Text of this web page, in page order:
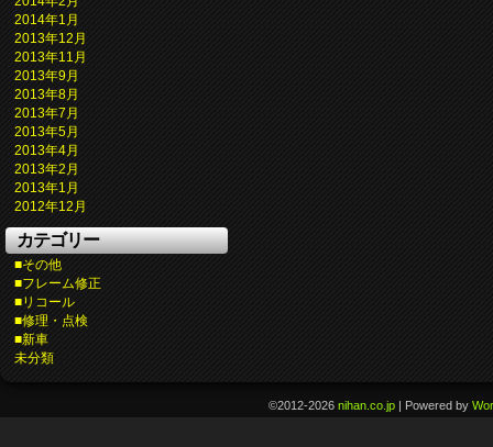
2014年1月
2013年12月
2013年11月
2013年9月
2013年8月
2013年7月
2013年5月
2013年4月
2013年2月
2013年1月
2012年12月
カテゴリー
■その他
■フレーム修正
■リコール
■修理・点検
■新車
未分類
©2012-2026nihan.co.jp | Powered by